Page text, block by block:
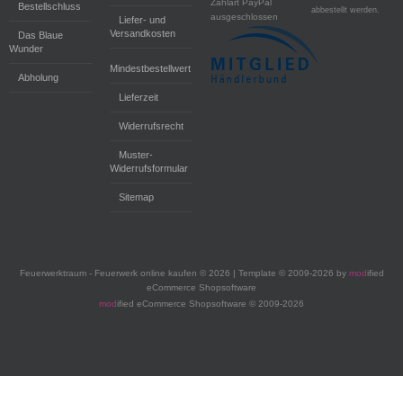
Bestellschluss
Das Blaue
Wunder
Abholung
Liefer- und
Versandkosten
Mindestbestellwert
Lieferzeit
Widerrufsrecht
Muster-
Widerrufsformular
Sitemap
Zahlart PayPal
ausgeschlossen
abbestellt werden.
Feuerwerktraum - Feuerwerk online kaufen © 2026 | Template © 2009-2026 by modified
eCommerce Shopsoftware
modified eCommerce Shopsoftware © 2009-2026